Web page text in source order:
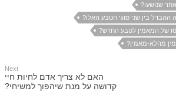
שנושעו?
ההבדל בין שני סוגי הטבע האלו?
של המאמין לטבע החדש?
מהלא-מאמין?
Next
האם לא צריך אדם לחיות חיי
קדושה על מנת שיהפוך למשיחי?